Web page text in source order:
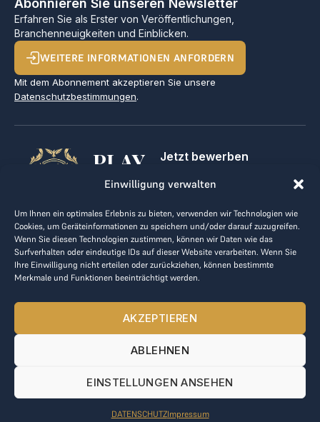
Einwilligung verwalten
Um Ihnen ein optimales Erlebnis zu bieten, verwenden wir Technologien wie
Cookies, um Geräteinformationen zu speichern und/oder darauf zuzugreifen.
Wenn Sie diesen Technologien zustimmen, können wir Daten wie das
Surfverhalten oder eindeutige IDs auf dieser Website verarbeiten. Wenn Sie
Ihre Einwilligung nicht erteilen oder zurückziehen, können bestimmte
Merkmale und Funktionen beeinträchtigt werden.
AKZEPTIEREN
ABLEHNEN
EINSTELLUNGEN ANSEHEN
DATENSCHUTZImpressum
Abonnieren Sie unseren Newsletter
Erfahren Sie als Erster von Veröffentlichungen,
Branchenneuigkeiten und Einblicken.
WEITERE INFORMATIONEN ANFORDERN
Mit dem Abonnement akzeptieren Sie unsere
Datenschutzbestimmungen.
PLAY
GOLF,
MAKE
BUSINESS
Jetzt bewerben
Kontakt
AGB
Datenrichtlinie
kontakt@the-loge.com
Unser freundliches Team hilft Ihnen gerne weiter.
Mo-Fr von 8:00 bis 17:00 Uhr.
© 2025 The LOGE. Alle Rechte vorbehalten.